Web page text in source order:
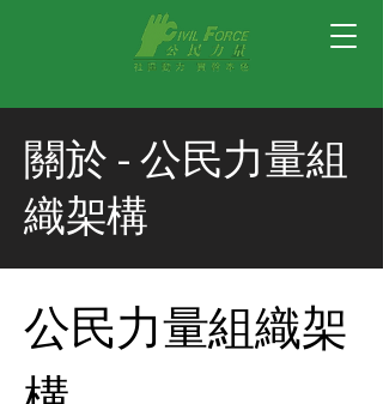
關於 - 公民力量組
織架構
公民力量組織架